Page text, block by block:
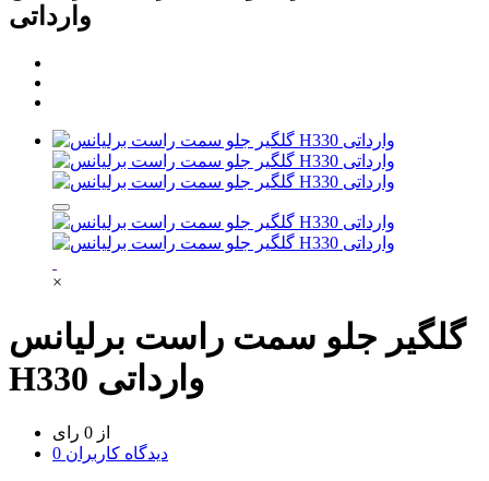
وارداتی
×
گلگیر جلو سمت راست برلیانس
H330 وارداتی
از 0 رای
0 دیدگاه کاربران